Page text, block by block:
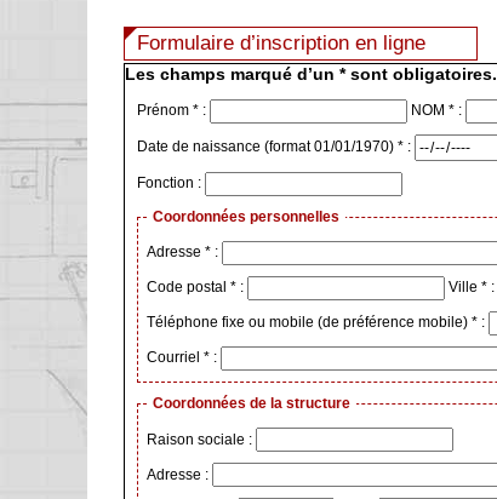
Formulaire d’inscription en ligne
Les champs marqué d’un * sont obligatoires.
Prénom * : NOM * :
Date de naissance (format 01/01/1970) * :
Fonction :
Coordonnées personnelles
Adresse * :
Code postal * : Ville * :
Téléphone fixe ou mobile (de préférence mobile) * :
Courriel * :
Coordonnées de la structure
Raison sociale :
Adresse :